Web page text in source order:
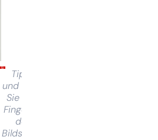
Tippen
und halten
Sie Ihren
Finger auf
dem
Bildschirm,